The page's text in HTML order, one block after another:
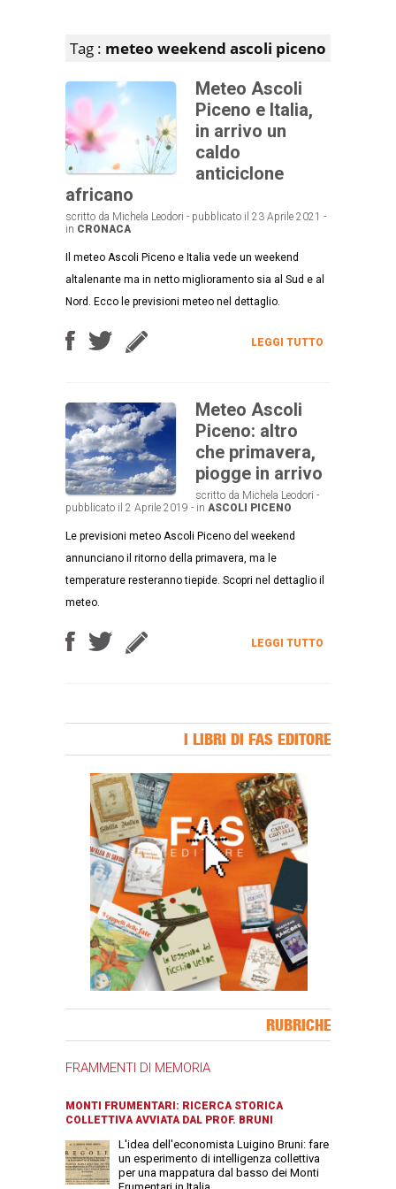
Tag : meteo weekend ascoli piceno
Meteo Ascoli
Piceno e Italia,
in arrivo un
caldo
anticiclone
africano
scritto da Michela Leodori - pubblicato il 23 Aprile 2021 -
in CRONACA
Il meteo Ascoli Piceno e Italia vede un weekend
altalenante ma in netto miglioramento sia al Sud e al
Nord. Ecco le previsioni meteo nel dettaglio.
LEGGI TUTTO
Meteo Ascoli
Piceno: altro
che primavera,
piogge in arrivo
scritto da Michela Leodori -
pubblicato il 2 Aprile 2019 - in ASCOLI PICENO
Le previsioni meteo Ascoli Piceno del weekend
annunciano il ritorno della primavera, ma le
temperature resteranno tiepide. Scopri nel dettaglio il
meteo.
LEGGI TUTTO
I LIBRI DI FAS EDITORE
RUBRICHE
FRAMMENTI DI MEMORIA
MONTI FRUMENTARI: RICERCA STORICA
COLLETTIVA AVVIATA DAL PROF. BRUNI
L'idea dell'economista Luigino Bruni: fare
un esperimento di intelligenza collettiva
per una mappatura dal basso dei Monti